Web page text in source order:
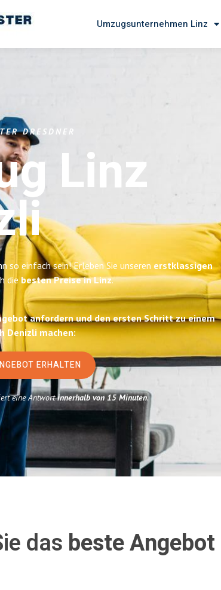
Umzugsunternehmen Linz
DRESDNER
Linz
so einfach sein! Erleben Sie unseren erstklassigen
die besten Preise in Linz.
anfordern und den ersten Schritt zu einem
Denizli machen:
ERHALTEN
eine Antwortinnerhalb von 15 Minuten.
das beste Angebot